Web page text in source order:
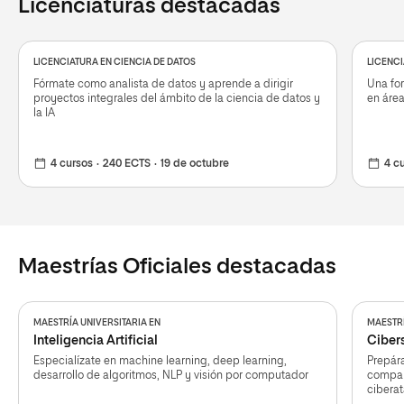
Licenciaturas destacadas
LICENCIATURA EN CIENCIA DE DATOS
Fórmate como analista de datos y aprende a dirigir
proyectos integrales del ámbito de la ciencia de datos y
la IA
4 cursos 240 ECTS 19 de octubre
Una
en
4
Maestrías Oficiales destacadas
MAESTRÍA UNIVERSITARIA EN
Inteligencia Artificial
Especialízate en machine learning, deep learning,
desarrollo de algoritmos, NLP y visión por computador